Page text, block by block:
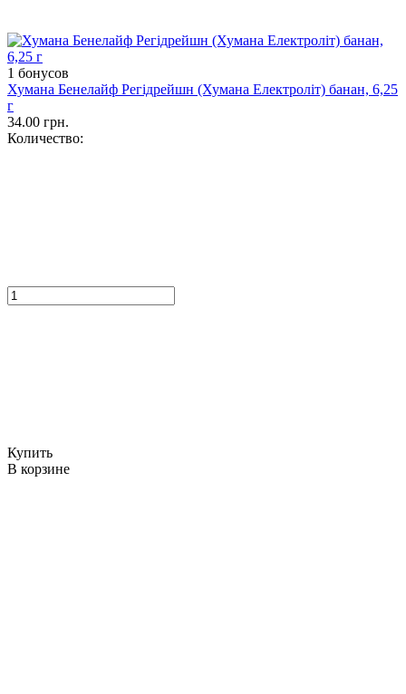
1 бонусов
Хумана Бенелайф Регідрейшн (Хумана Електроліт) банан, 6,25
г
34.00 грн.
Количество:
Купить
В корзине